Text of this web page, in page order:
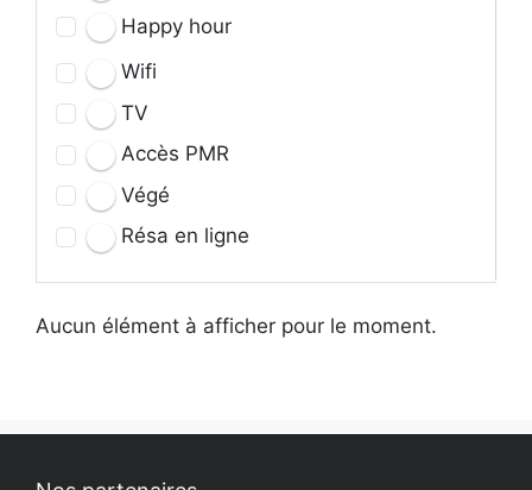
Happy hour
Wifi
TV
Accès PMR
Végé
Résa en ligne
Aucun élément à afficher pour le moment.